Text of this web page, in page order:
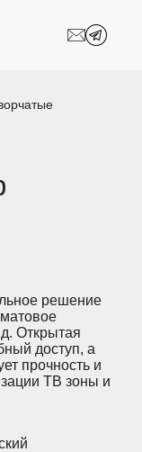
в ванную
Шкафы
решение
Открытая
доступ, а
прочность и
ТВ зоны и